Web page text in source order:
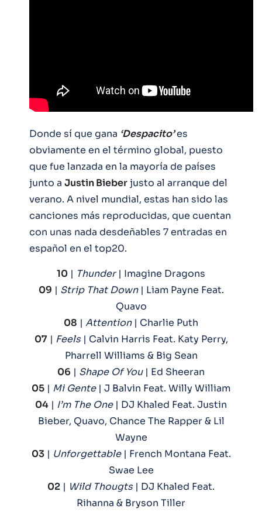
Donde sí que gana ‘Despacito’es
obviamente en el término global, puesto
que fue lanzada en la mayoría de países
junto a Justin Bieberjusto al arranque del
verano. A nivel mundial, estas han sido las
canciones más reproducidas, que cuentan
con unas nada desdeñables 7 entradas en
español en el top20.
10 | Thunder| Imagine Dragons
09 | Strip That Down| Liam Payne Feat.
Quavo
08 | Attention| Charlie Puth
07| Feels| Calvin Harris Feat. Katy Perry,
Pharrell Williams & Big Sean
06 | Shape Of You| Ed Sheeran
05 | Mi Gente| J Balvin Feat. Willy William
04 | I’m The One| DJ Khaled Feat. Justin
Bieber, Quavo, Chance The Rapper & Lil
Wayne
03| Unforgettable| French Montana Feat.
Swae Lee
02 | Wild Thougts| DJ Khaled Feat.
Rihanna & Bryson Tiller